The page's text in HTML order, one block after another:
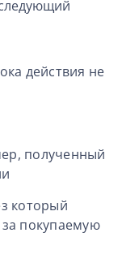
действия не
полученный
который
покупаемую